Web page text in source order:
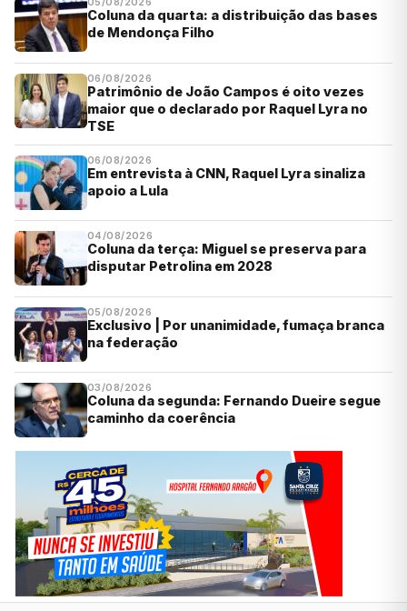
Coluna da quarta: a distribuição das bases
de Mendonça Filho
06/08/2026
Patrimônio de João Campos é oito vezes
maior que o declarado por Raquel Lyra no
TSE
06/08/2026
Em entrevista à CNN, Raquel Lyra sinaliza
apoio a Lula
04/08/2026
Coluna da terça: Miguel se preserva para
disputar Petrolina em 2028
05/08/2026
Exclusivo | Por unanimidade, fumaça branca
na federação
03/08/2026
Coluna da segunda: Fernando Dueire segue
caminho da coerência